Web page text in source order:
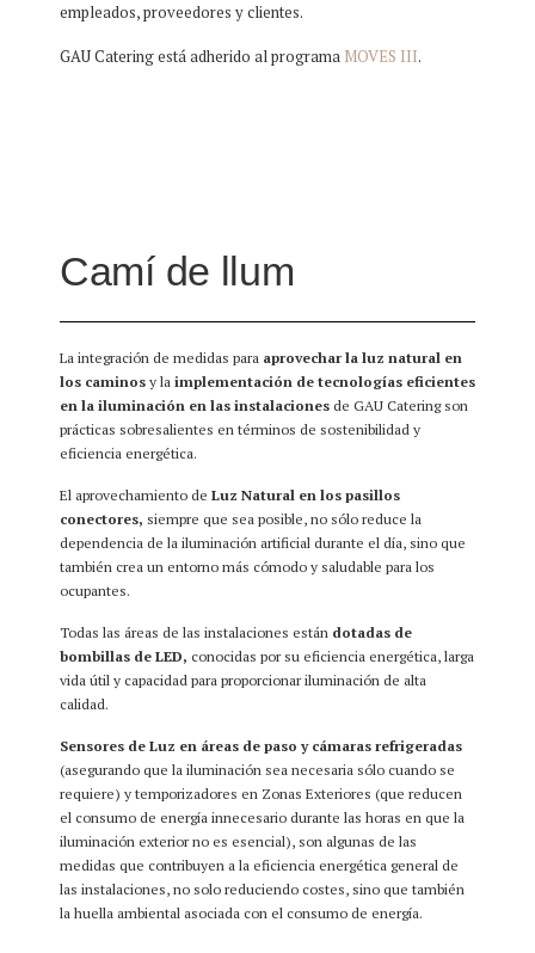
empleados, proveedores y clientes.
GAU Catering está adherido al programa MOVES III.
Camí de llum
La integración de medidas para aprovechar la luz natural en
los caminos y la implementación de tecnologías eficientes
en la iluminación en las instalaciones de GAU Catering son
prácticas sobresalientes en términos de sostenibilidad y
eficiencia energética.
El aprovechamiento de Luz Natural en los pasillos
conectores, siempre que sea posible, no sólo reduce la
dependencia de la iluminación artificial durante el día, sino que
también crea un entorno más cómodo y saludable para los
ocupantes.
Todas las áreas de las instalaciones están dotadas de
bombillas de LED, conocidas por su eficiencia energética, larga
vida útil y capacidad para proporcionar iluminación de alta
calidad.
Sensores de Luz en áreas de paso y cámaras refrigeradas
(asegurando que la iluminación sea necesaria sólo cuando se
requiere) y temporizadores en Zonas Exteriores (que reducen
el consumo de energía innecesario durante las horas en que la
iluminación exterior no es esencial), son algunas de las
medidas que contribuyen a la eficiencia energética general de
las instalaciones, no solo reduciendo costes, sino que también
la huella ambiental asociada con el consumo de energía.